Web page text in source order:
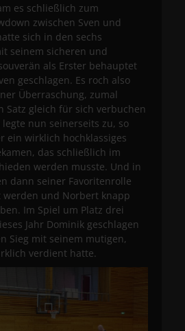
es schließlich zum
zwischen Sven und
sich in den sechs
seinem sicheren und
als Erster behauptet
geschlagen. Es roch also
Überraschung, zumal
Satz gleich für sich verbuchen
legte nun seinerseits zu, so
ein wirklich hochklassiges
das schließlich im
werden musste. Und in
dann seiner Favoritenrolle
werden und Norbert knapp
Im Spiel um Platz drei
Jahr Dominik geschlagen
Sieg mit seinem mutigen,
verdient hatte.